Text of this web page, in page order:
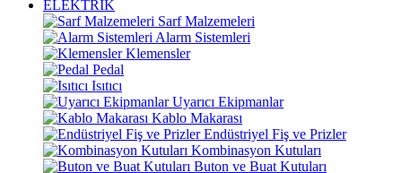
ELEKTRİK
Sarf Malzemeleri
Alarm Sistemleri
Klemensler
Pedal
Isıtıcı
Uyarıcı Ekipmanlar
Kablo Makarası
Endüstriyel Fiş ve Prizler
Kombinasyon Kutuları
Buton ve Buat Kutuları